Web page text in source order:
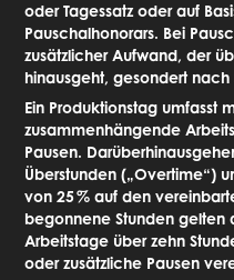
oder Tagessatz oder auf
Pauschalhonorars. Bei
zusätzlicher Aufwand, der
hinausgeht, gesondert
Ein Produktionstag umfasst
zusammenhängende
Pausen.
Überstunden („Overtime“)
von 25% auf den
begonnene Stunden gelten
Arbeitstage über zehn
oder zusätzliche Pausen